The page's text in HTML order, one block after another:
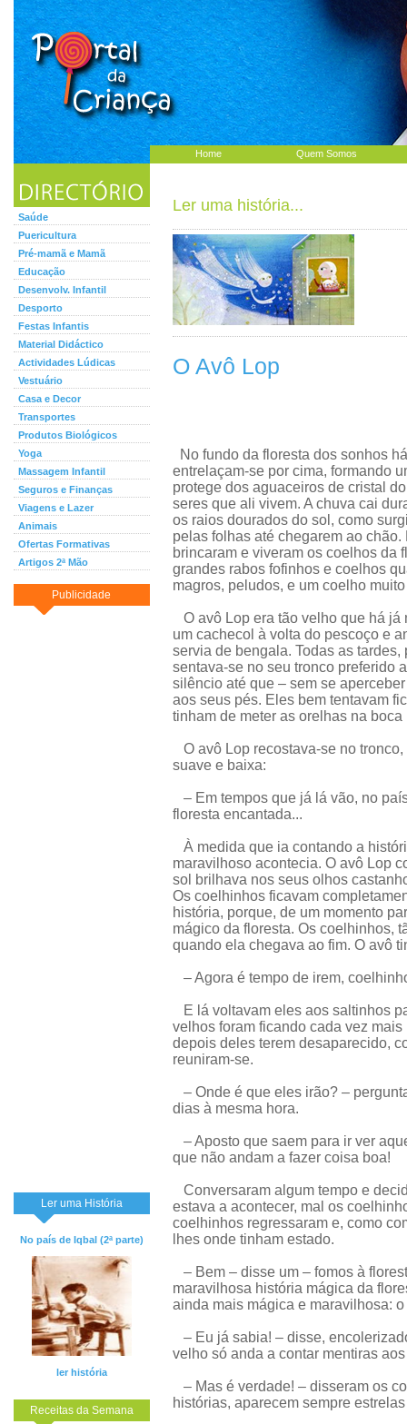
Home Quem Somos
Saúde
Puericultura
Pré-mamã e Mamã
Educação
Desenvolv. Infantil
Desporto
Festas Infantis
Material Didáctico
Actividades Lúdicas
Vestuário
Casa e Decor
Transportes
Produtos Biológicos
Yoga
Massagem Infantil
Seguros e Finanças
Viagens e Lazer
Animais
Ofertas Formativas
Artigos 2ª Mão
Publicidade
Ler uma História
No país de Iqbal (2ª parte)
ler história
Receitas da Semana
Ler uma história...
O Avô Lop
No fundo da floresta dos sonhos
entrelaçam-se por cima, formando
protege dos aguaceiros de cristal
seres que ali vivem. A chuva cai
os raios dourados do sol, como
pelas folhas até chegarem ao
brincaram e viveram os coelhos da
grandes rabos fofinhos e coelhos
magros, peludos, e um coelho
O avô Lop era tão velho que há já
um cachecol à volta do pescoço e
servia de bengala. Todas as
sentava-se no seu tronco preferido
silêncio até que – sem se
aos seus pés. Eles bem tentavam
tinham de meter as orelhas na boca
O avô Lop recostava-se no
suave e baixa:
– Em tempos que já lá vão, no
floresta encantada...
À medida que ia contando a
maravilhoso acontecia. O avô Lop
sol brilhava nos seus olhos
Os coelhinhos ficavam
história, porque, de um momento
mágico da floresta. Os coelhinhos,
quando ela chegava ao fim. O avô
– Agora é tempo de irem,
E lá voltavam eles aos saltinhos
velhos foram ficando cada vez
depois deles terem desaparecido,
reuniram-se.
– Onde é que eles irão? –
dias à mesma hora.
– Aposto que saem para ir ver
que não andam a fazer coisa boa!
Conversaram algum tempo e
estava a acontecer, mal os
coelhinhos regressaram e, como
lhes onde tinham estado.
– Bem – disse um – fomos à
maravilhosa história mágica da
ainda mais mágica e maravilhosa:
– Eu já sabia! – disse,
velho só anda a contar mentiras
– Mas é verdade! – disseram os
histórias, aparecem sempre